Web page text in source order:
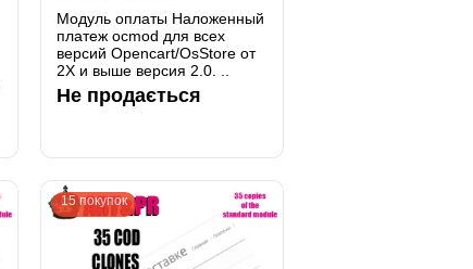
Модуль оплаты Наложенный
платеж ocmod для всех
версий Opencart/OsStore от
2X и выше версия 2.0. ..
Не продається
15 покупок